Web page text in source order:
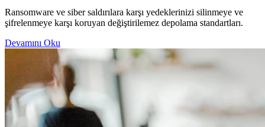
Ransomware ve siber saldırılara karşı yedeklerinizi silinmeye ve
şifrelenmeye karşı koruyan değiştirilemez depolama standartları.
Devamını Oku